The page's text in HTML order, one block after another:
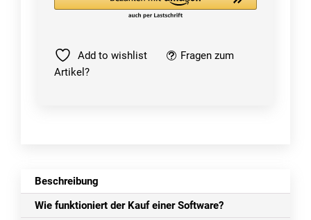
Windows
Add to wishlist
Fragen zum
Artikel?
Beschreibung
Wie funktioniert der Kauf einer Software?